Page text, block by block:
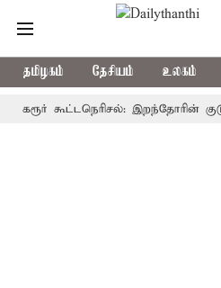
தமிழகம் தேசியம் உலகம்
கூட்டநெரிசல்: இறந்தோரின்